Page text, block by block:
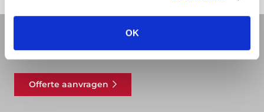
OK
Offerte aanvragen